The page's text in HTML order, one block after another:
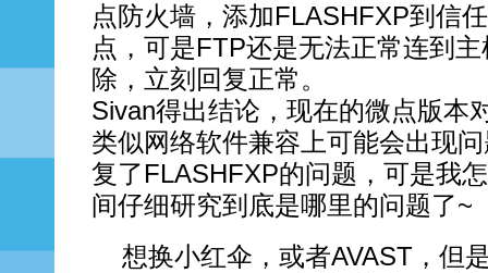
点防火墙，添加FLASHFXP到信
点，可是FTP还是无法正常连到
除，立刻回复正常。
Sivan得出结论，现在的微点版本
类似网络软件兼容上可能会出现
复了FLASHFXP的问题，可是我
间仔细研究到底是哪里的问题了~
想换小红伞，或者AVAST，但